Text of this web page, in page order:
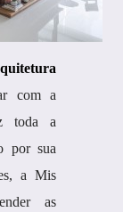
com a
toda a
por sua
a Mis
as